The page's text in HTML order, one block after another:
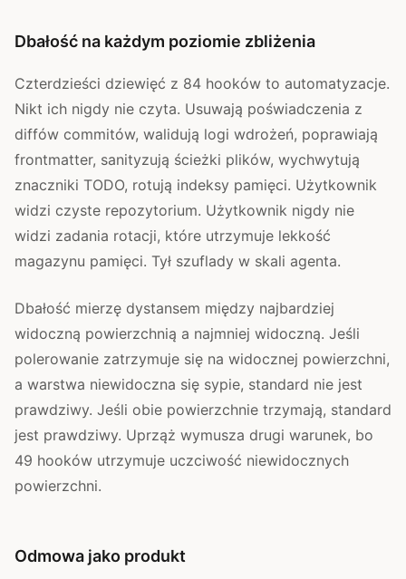
Dbałość na każdym poziomie zbliżenia
Czterdzieści dziewięć z 84 hooków to automatyzacje.
Nikt ich nigdy nie czyta. Usuwają poświadczenia z
diffów commitów, walidują logi wdrożeń, poprawiają
frontmatter, sanityzują ścieżki plików, wychwytują
znaczniki TODO, rotują indeksy pamięci. Użytkownik
widzi czyste repozytorium. Użytkownik nigdy nie
widzi zadania rotacji, które utrzymuje lekkość
magazynu pamięci. Tył szuflady w skali agenta.
Dbałość mierzę dystansem między najbardziej
widoczną powierzchnią a najmniej widoczną. Jeśli
polerowanie zatrzymuje się na widocznej powierzchni,
a warstwa niewidoczna się sypie, standard nie jest
prawdziwy. Jeśli obie powierzchnie trzymają, standard
jest prawdziwy. Uprząż wymusza drugi warunek, bo
49 hooków utrzymuje uczciwość niewidocznych
powierzchni.
Odmowa jako produkt